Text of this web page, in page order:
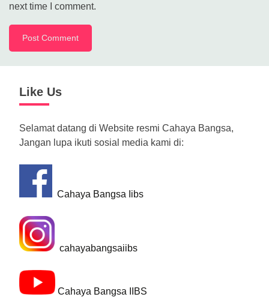
next time I comment.
Like Us
Selamat datang di Website resmi Cahaya Bangsa,
Jangan lupa ikuti sosial media kami di:
Cahaya Bangsa Iibs
cahayabangsaiibs
Cahaya Bangsa IIBS